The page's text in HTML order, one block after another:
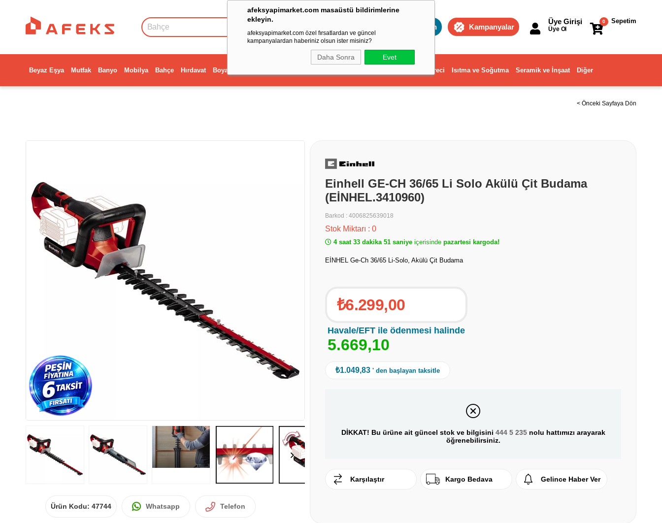
afeksyapimarket.com masaüstü bildirimlerine
ekleyin.
afeksyapimarket.com özel fırsatlardan ve güncel
kampanyalardan haberiniz olsun ister misiniz?
Daha Sonra Evet
Toptan Kampanyalar
Sepetim
0
Üye Girişi
Üye Ol
Beyaz Eşya Mutfak Banyo Mobilya Bahçe Hırdavat Boya Dekorasyon ve Ev Gereci Isıtma ve Soğutma Seramik ve İnşaat Diğer
< Önceki Sayfaya Dön
Ürün Kodu: 47744 Whatsapp Telefon
Einhell GE-CH 36/65 Li Solo Akülü Çit Budama
(EİNHEL.3410960)
Barkod : 4006825639018
Stok Miktarı : 0
4 saat 33 dakika 50 saniye içerisinde pazartesi kargoda!
EİNHEL Ge-Ch 36/65 Li-Solo, Akülü Çit Budama
₺6.299,00
Havale/EFT ile ödenmesi halinde
5.669,10
₺1.049,83 ' den başlayan taksitle
DİKKAT! Bu ürüne ait güncel stok ve bilgisini 444 5 235nolu hattımızı arayarak
öğrenebilirsiniz.
Karşılaştır Kargo Bedava Gelince Haber Ver